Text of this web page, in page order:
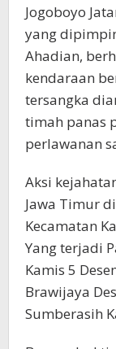
Jogoboyo
yang
Ahadian,
kendaraan
tersangka
timah panas
perlawanan
Aksi
Jawa Timur
Kecamatan
Yang terjadi
Kamis 5
Brawijaya
Sumberasih